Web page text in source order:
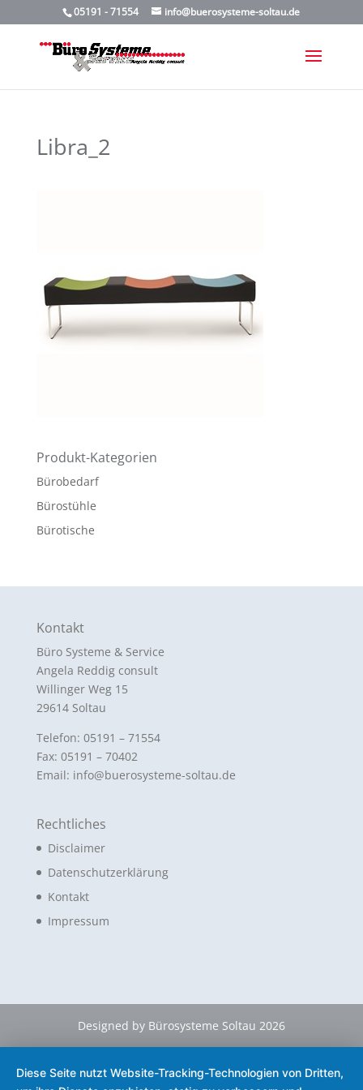
05191 - 71554 info@buerosysteme-soltau.de
Libra_2
Produkt-Kategorien
Bürobedarf
Bürostühle
Bürotische
Kontakt
Büro Systeme & Service
Angela Reddig consult
Willinger Weg 15
29614 Soltau
Telefon: 05191 – 71554
Fax: 05191 – 70402
Email: info@buerosysteme-soltau.de
Rechtliches
Disclaimer
Datenschutzerklärung
Kontakt
Impressum
Designed by Bürosysteme Soltau 2026
Diese Seite nutzt Website-Tracking-Technologien von Dritten,